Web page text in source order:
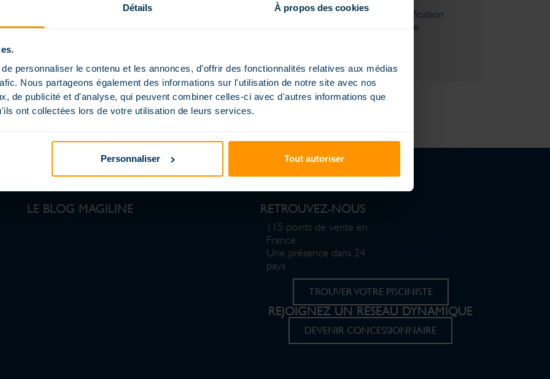
Détails À propos des cookies
personnaliser le contenu et les annonces, d'offrir des fonctionnalités relatives aux médias
Nous partageons également des informations sur l'utilisation de notre site avec nos
de publicité et d'analyse, qui peuvent combiner celles-ci avec d'autres informations que
ont collectées lors de votre utilisation de leurs services.
Personnaliser Tout autoriser
destinées à Piscines Magiline S.A.S. Vous disposez d'un droit d'accès, de modification, de rectification
(art. 34 de la loi "Informatique et libertés"). Pour l'exercer, adressez-vous au Service
LE BLOG MAGILINE RETROUVEZ-NOUS
115 points de vente en
France
Une présence dans 24
pays
TROUVER VOTRE PISCINISTE
REJOIGNEZ UN RÉSEAU DYNAMIQUE
DEVENIR CONCESSIONNAIRE